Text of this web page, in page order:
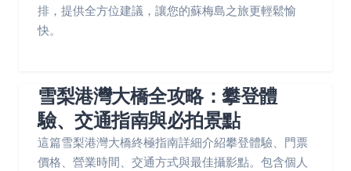
排，提供全方位建議，讓您的蘇梅島之旅更輕鬆愉
快。
雪梨港灣大橋全攻略：攀登體
驗、交通指南與必拍景點
這篇雪梨港灣大橋終極指南詳細介紹攀登體驗、門票
價格、營業時間、交通方式與最佳攝影點。包含個人